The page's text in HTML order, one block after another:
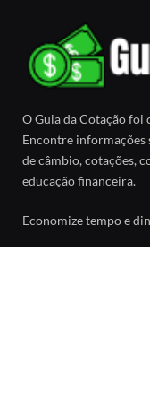
O Guia da Cotação foi
Encontre informações
de câmbio, cotações,
educação financeira.
Economize tempo e